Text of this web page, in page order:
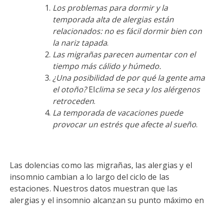
Los problemas para dormir y la
temporada alta de alergias están
relacionados: no es fácil dormir bien con
la nariz tapada.
Las migrañas parecen aumentar con el
tiempo más cálido y húmedo.
¿Una posibilidad de por qué la gente ama
el otoño?Elclima se seca y los alérgenos
retroceden.
La temporada de vacaciones puede
provocar un estrés que afecte al sueño.
Las dolencias como las migrañas, las alergias y el
insomnio cambian a lo largo del ciclo de las
estaciones. Nuestros datos muestran que las
alergias y el insomnio alcanzan su punto máximo en